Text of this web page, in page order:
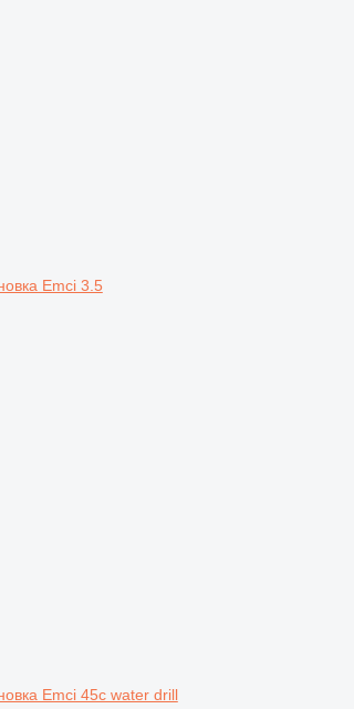
Emci 3.5
Emci 45c water drill